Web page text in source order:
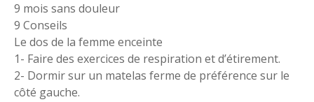
9 mois sans douleur
9 Conseils
Le dos de la femme enceinte
1- Faire des exercices de respiration et d’étirement.
2- Dormir sur un matelas ferme de préférence sur le
côté gauche.